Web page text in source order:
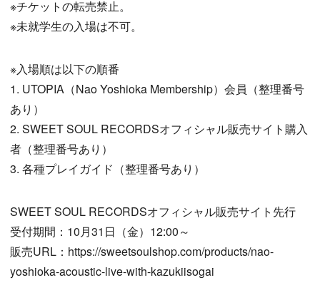
※チケットの転売禁止。
※未就学生の入場は不可。
※入場順は以下の順番
1. UTOPIA（Nao Yoshioka Membership）会員（整理番号
あり）
2. SWEET SOUL RECORDSオフィシャル販売サイト購入
者（整理番号あり）
3. 各種プレイガイド（整理番号あり）
SWEET SOUL RECORDSオフィシャル販売サイト先行
受付期間：10月31日（金）12:00～
販売URL：https://sweetsoulshop.com/products/nao-
yoshioka-acoustic-live-with-kazukiisogai